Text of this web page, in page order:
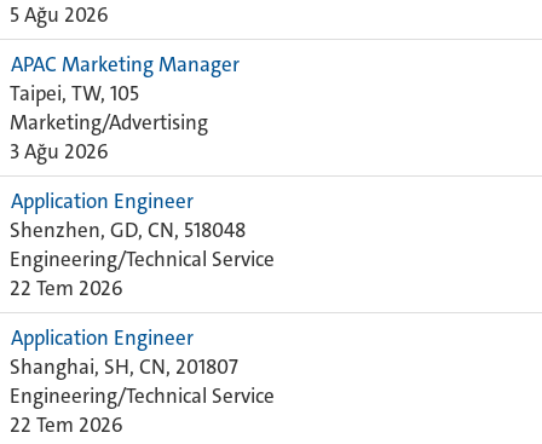
5 Ağu 2026
APAC Marketing Manager
Taipei, TW, 105
Marketing/Advertising
3 Ağu 2026
Application Engineer
Shenzhen, GD, CN, 518048
Engineering/Technical Service
22 Tem 2026
Application Engineer
Shanghai, SH, CN, 201807
Engineering/Technical Service
22 Tem 2026